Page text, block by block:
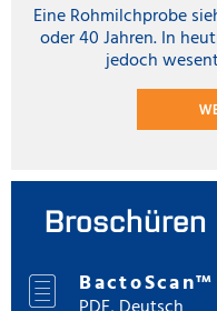
Eine Rohmilchprobe
oder 40 Jahren. In
jedoch